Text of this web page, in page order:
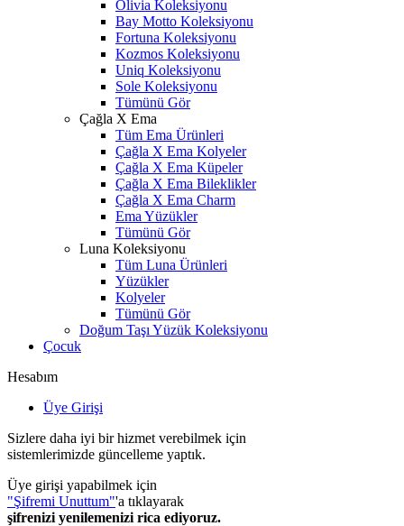
Olivia Koleksiyonu
Bay Motto Koleksiyonu
Fortuna Koleksiyonu
Kozmos Koleksiyonu
Uniq Koleksiyonu
Sole Koleksiyonu
Tümünü Gör
Çağla X Ema
Tüm Ema Ürünleri
Çağla X Ema Kolyeler
Çağla X Ema Küpeler
Çağla X Ema Bileklikler
Çağla X Ema Charm
Ema Yüzükler
Tümünü Gör
Luna Koleksiyonu
Tüm Luna Ürünleri
Yüzükler
Kolyeler
Tümünü Gör
Doğum Taşı Yüzük Koleksiyonu
Çocuk
Hesabım
Üye Girişi
Sizlere daha iyi bir hizmet verebilmek için
sistemlerimizde güncelleme yaptık.
Üye girişi yapabilmek için
"Şifremi Unuttum"'a tıklayarak
şifrenizi yenilemenizi rica ediyoruz.